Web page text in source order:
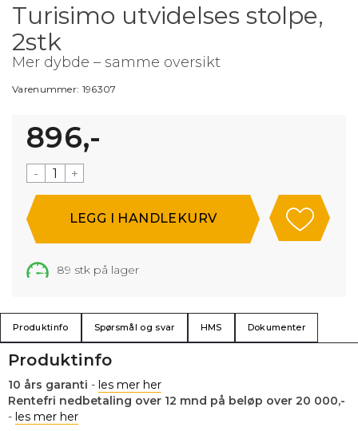
Turisimo utvidelses stolpe,
2stk
Mer dybde – samme oversikt
Varenummer: 196307
896,-
- +
89 stk på lager
Produktinfo Spørsmål og svar HMS Dokumenter
Produktinfo
10 års garanti - les mer her
Rentefri nedbetaling over 12 mnd på beløp over 20 000,-
- les mer her